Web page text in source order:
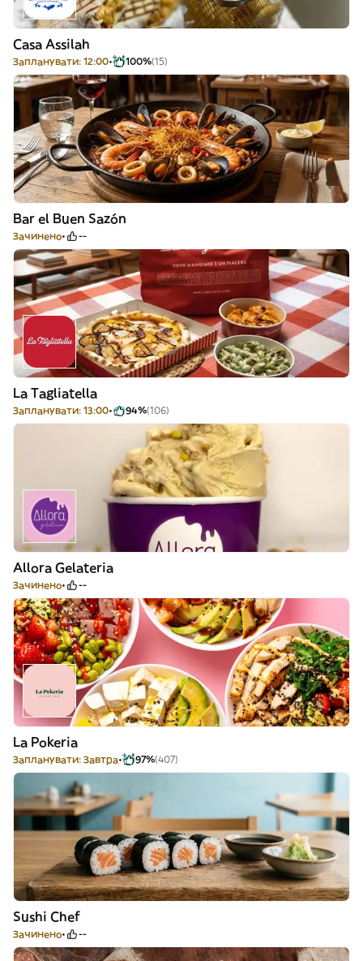
Casa Assilah
Запланувати: 12:00 100%(15)
Bar el Buen Sazón
Зачинено --
La Tagliatella
Запланувати: 13:00 94%(106)
Allora Gelateria
Зачинено --
La Pokeria
Запланувати: Завтра 97%(407)
Sushi Chef
Зачинено --